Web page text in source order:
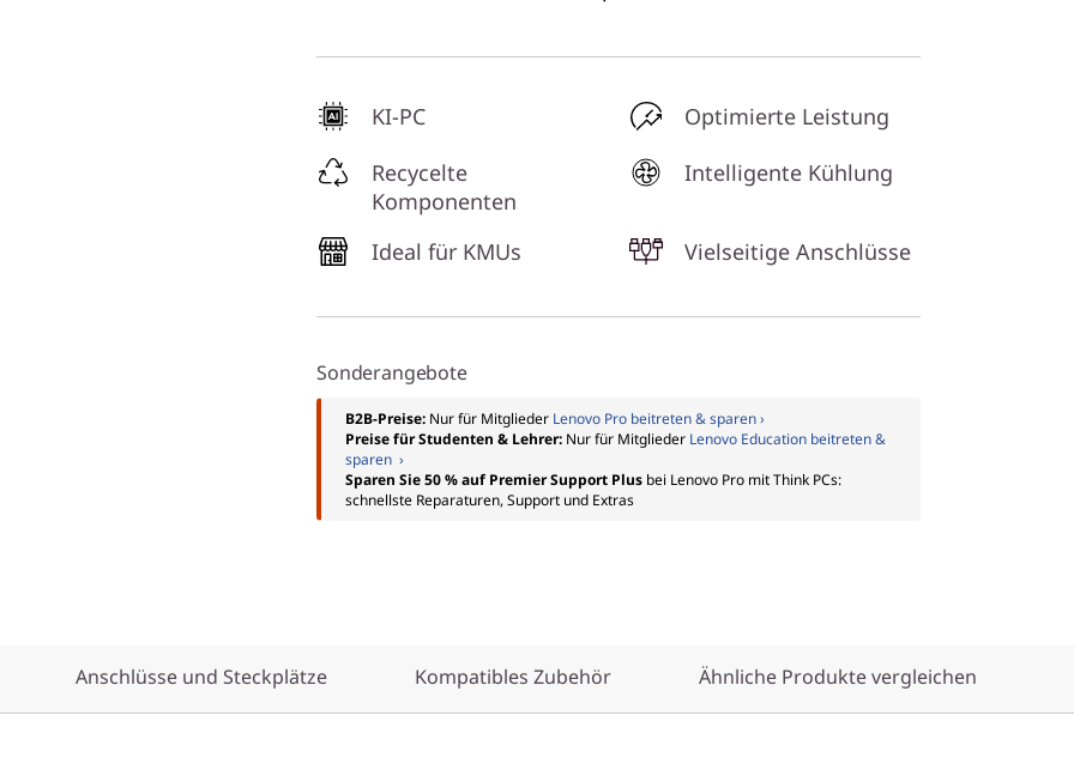
KI-PC
Optimierte Leistung
Recycelte
Komponenten
Intelligente Kühlung
Ideal für KMUs Vielseitige Anschlüsse
Sonderangebote
B2B-Preise: Nur für Mitglieder Lenovo Pro beitreten & sparen ›
Preise für Studenten & Lehrer: Nur für Mitglieder Lenovo Education beitreten &
sparen ›
Sparen Sie 50 % auf Premier Support Plus bei Lenovo Pro mit Think PCs:
schnellste Reparaturen, Support und Extras
Anschlüsse und Steckplätze Kompatibles Zubehör Ähnliche Produkte vergleichen